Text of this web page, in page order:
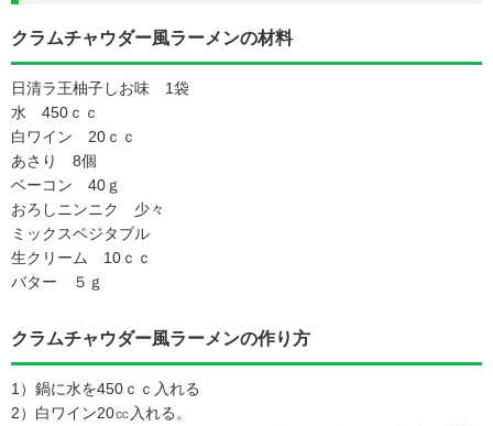
クラムチャウダー風ラーメンの材料
日清ラ王柚子しお味 1袋
水 450ｃｃ
白ワイン 20ｃｃ
あさり 8個
ベーコン 40ｇ
おろしニンニク 少々
ミックスベジタブル
生クリーム 10ｃｃ
バター ５ｇ
クラムチャウダー風ラーメンの作り方
1）鍋に水を450ｃｃ入れる
2）白ワイン20㏄入れる。